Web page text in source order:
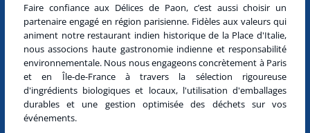
Faire confiance aux Délices de Paon, c’est aussi choisir un
partenaire engagé en région parisienne. Fidèles aux valeurs qui
animent notre restaurant indien historique de la Place d'Italie,
nous associons haute gastronomie indienne et responsabilité
environnementale. Nous nous engageons concrètement à Paris
et en Île-de-Franceà travers la sélection rigoureuse
d'ingrédients biologiques et locaux, l'utilisation d'emballages
durables et une gestion optimisée des déchets sur vos
événements.